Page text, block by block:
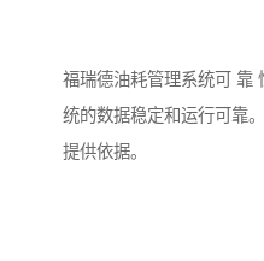
福瑞德油耗管理系统可 靠
统的数据稳定和运行可靠
提供依据。